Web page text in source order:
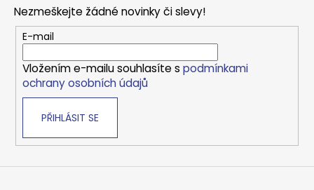
Nezmeškejte žádné novinky či slevy!
E-mail
Vložením e-mailu souhlasíte s podmínkami
ochrany osobních údajů
PŘIHLÁSIT SE